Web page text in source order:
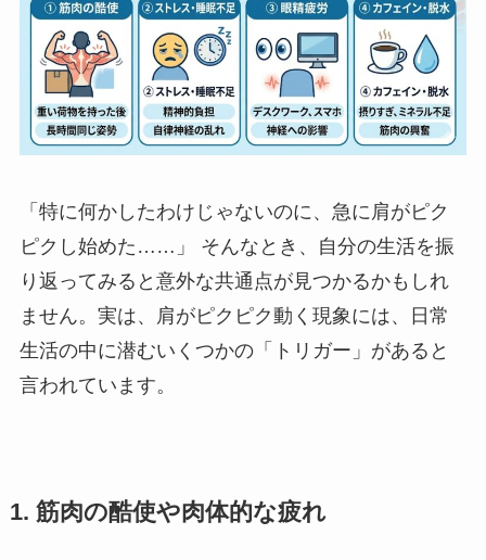
「特に何かしたわけじゃないのに、急に肩がピク
ピクし始めた……」 そんなとき、自分の生活を振
り返ってみると意外な共通点が見つかるかもしれ
ません。実は、肩がピクピク動く現象には、日常
生活の中に潜むいくつかの「トリガー」があると
言われています。
1. 筋肉の酷使や肉体的な疲れ